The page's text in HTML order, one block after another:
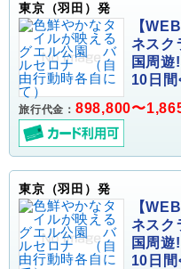
東京（羽田）発
【
ネスク
国周
10日
旅行代金： 898,800〜
東京（羽田）発
【
ネスク
国周
10日